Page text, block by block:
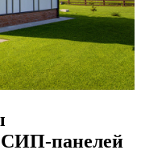
СИП-панелей